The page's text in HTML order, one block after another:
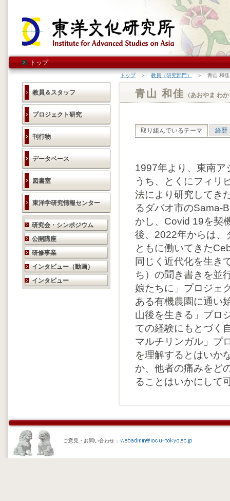
トップ
教員＆スタッフ
プロジェクト研究
刊行物
データベース
図書室
東洋学研究情報センター
研究活動のご案内
研究会・シンポジウム
公開講座
研修事業
インタビュー（動画）
インタビュー
トップ＞ 教員（研究部門） ＞ 青山 和佳
青山 和佳 （あおやま わ
取り組んでいるテーマ 経歴
1997年より、東南ア
うち、とくにフィリ
法により研究してき
るダバオ市のSama-
かし、Covid 19を契
後、2022年からは、
ともに働いてきた
同じく近代化を生き
ち）の聞き書きを並
娘たちに」プロジェ
ある有機農園に通い
山後を生きる」プロ
ての経験にもとづく
マルチリンガル」プ
を理解するとはいか
か、他者の痛みをど
ることはいかにして
ご意見・お問い合わせ：